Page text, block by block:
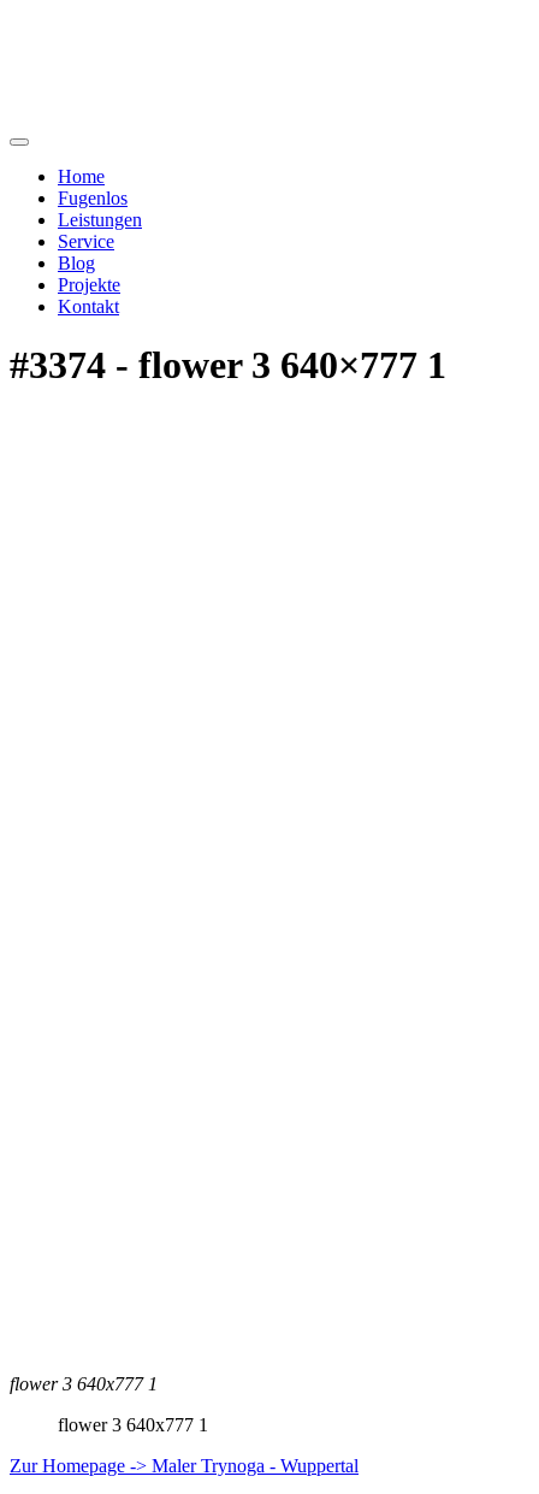
Home
Fugenlos
Leistungen
Service
Blog
Projekte
Kontakt
#3374 - flower 3 640×777 1
flower 3 640x777 1
flower 3 640x777 1
Zur Homepage -> Maler Trynoga - Wuppertal